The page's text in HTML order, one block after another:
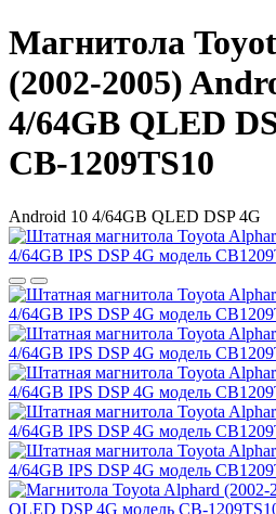
Магнитола
(2002-2005)
4/64GB QLED
CB-1209TS10
Android 10 4/64GB QLED DSP 4G